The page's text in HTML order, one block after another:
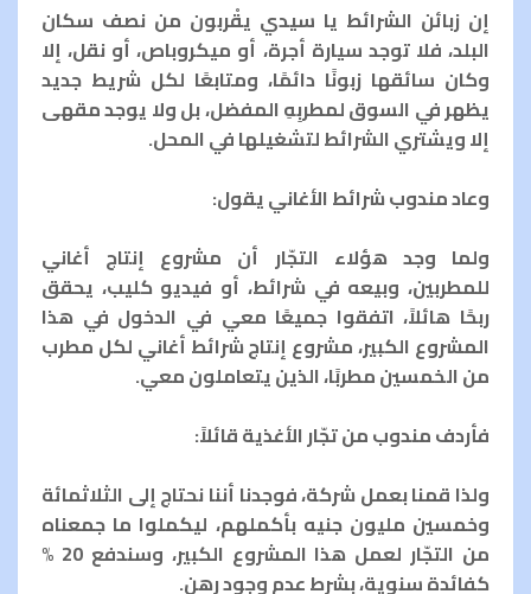
إن زبائن الشرائط يا سيدي يقْربون من نصف سكان
البلد، فلا توجد سيارة أجرة، أو ميكروباص، أو نقل، إلا
وكان سائقها زبونًا دائمًا، ومتابعًا لكل شريط جديد
يظهر في السوق لمطربِهِ المفضل، بل ولا يوجد مقهى
إلا ويشتري الشرائط لتشغيلها في المحل.
وعاد مندوب شرائط الأغاني يقول:
ولما وجد هؤلاء التجّار أن مشروع إنتاج أغاني
للمطربين، وبيعه في شرائط، أو فيديو كليب، يحقق
ربحًا هائلاً، اتفقوا جميعًا معي في الدخول في هذا
المشروع الكبير، مشروع إنتاج شرائط أغاني لكل مطرب
من الخمسين مطربًا، الذين يتعاملون معي.
فأردف مندوب من تجّار الأغذية قائلاً:
ولذا قمنا بعمل شركة، فوجدنا أننا نحتاج إلى الثلاثمائة
وخمسين مليون جنيه بأكملهم، ليكملوا ما جمعناه
من التجّار لعمل هذا المشروع الكبير، وسندفع 20 %
كفائدة سنوية، بشرط عدم وجود رهن.